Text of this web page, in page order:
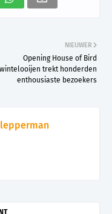
NIEUWER
Opening House of Bird
trekt honderden
enthousiaste bezoekers